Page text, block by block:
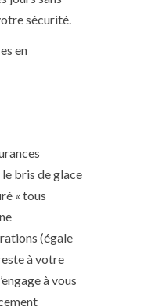
sécurité.
en
bris de glace
« tous
(égale
à votre
à vous